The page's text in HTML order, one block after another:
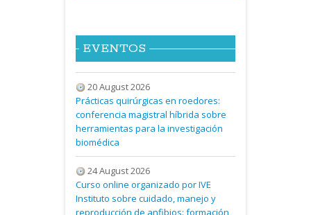
EVENTOS
20 August 2026
Prácticas quirúrgicas en roedores:
conferencia magistral híbrida sobre
herramientas para la investigación
biomédica
24 August 2026
Curso online organizado por IVE
Instituto sobre cuidado, manejo y
reproducción de anfibios: formación